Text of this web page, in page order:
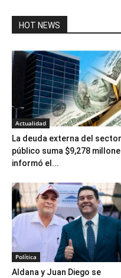
HOT NEWS
Actualidad
La deuda externa del sector
público suma $9,278
informó el...
Política
Aldana y Juan Diego se